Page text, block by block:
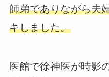
師弟でありながら夫
キしました。
医館で徐神医が時影